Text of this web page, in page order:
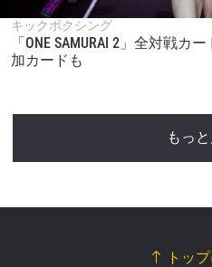
キックボクシング
「ONE SAMURAI 2」全対戦
加カードも
もっ
トッ